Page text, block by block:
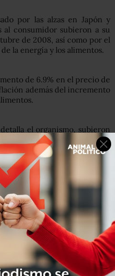
por las alzas en Japón y
al consumidor subieron a su
de 2008, así como por el
la energía y los alimentos.
de 6.9% en el precio de
además del incremento
el organismo, subieron
con 5.2% de
los precios de alimentos
el mes previo.
la OCDE, los que
anual en octubre de este
con 5.2%, Hungría 4.2%,
En tanto, los países con las
en octubre fueron Suiza y
Irlanda 0.7%,
Unidos 1.2%.